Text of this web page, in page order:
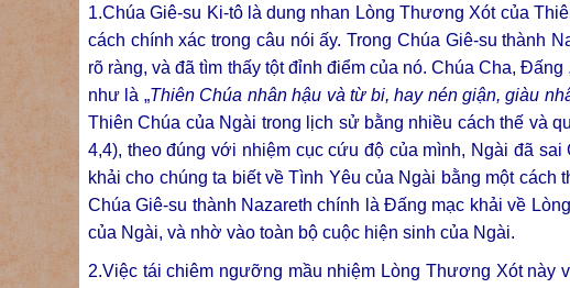
1.Chúa Giê-su Ki-tô là dung nhan Lòng Thương Xót của
cách chính xác trong câu nói ấy. Trong Chúa Giê-su thành
rõ ràng, và đã tìm thấy tột đỉnh điểm của nó. Chúa Cha, Đấng
như là „Thiên Chúa nhân hậu và từ bi, hay nén giận, giàu
Thiên Chúa của Ngài trong lịch sử bằng nhiều cách thế và
4,4), theo đúng với nhiệm cục cứu độ của mình, Ngài đã
khải cho chúng ta biết về Tình Yêu của Ngài bằng một cách
Chúa Giê-su thành Nazareth chính là Đấng mạc khải về
của Ngài, và nhờ vào toàn bộ cuộc hiện sinh của Ngài.
2.Việc tái chiêm ngưỡng mầu nhiệm Lòng Thương Xót này